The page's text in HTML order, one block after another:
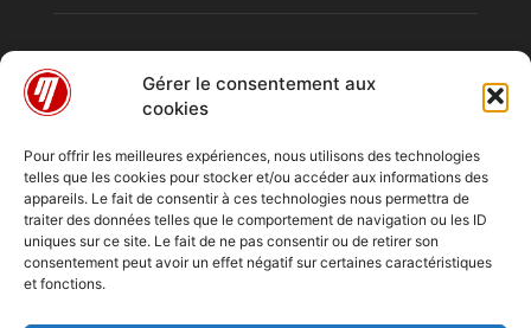
Gérer le consentement aux
cookies
Pour offrir les meilleures expériences, nous utilisons des technologies
telles que les cookies pour stocker et/ou accéder aux informations des
appareils. Le fait de consentir à ces technologies nous permettra de
traiter des données telles que le comportement de navigation ou les ID
uniques sur ce site. Le fait de ne pas consentir ou de retirer son
consentement peut avoir un effet négatif sur certaines caractéristiques
et fonctions.
À PROPOS